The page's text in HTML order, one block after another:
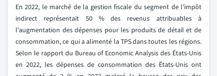
En 2022, le marché de la gestion fiscale du segment de l'impôt
indirect représentait 50 % des revenus attribuables à
l'augmentation des dépenses pour les produits de détail et de
consommation, ce qui a alimenté la TPS dans toutes les régions.
Selon le rapport du Bureau of Economic Analysis des États-Unis
en 2022, les dépenses de consommation des États-Unis ont